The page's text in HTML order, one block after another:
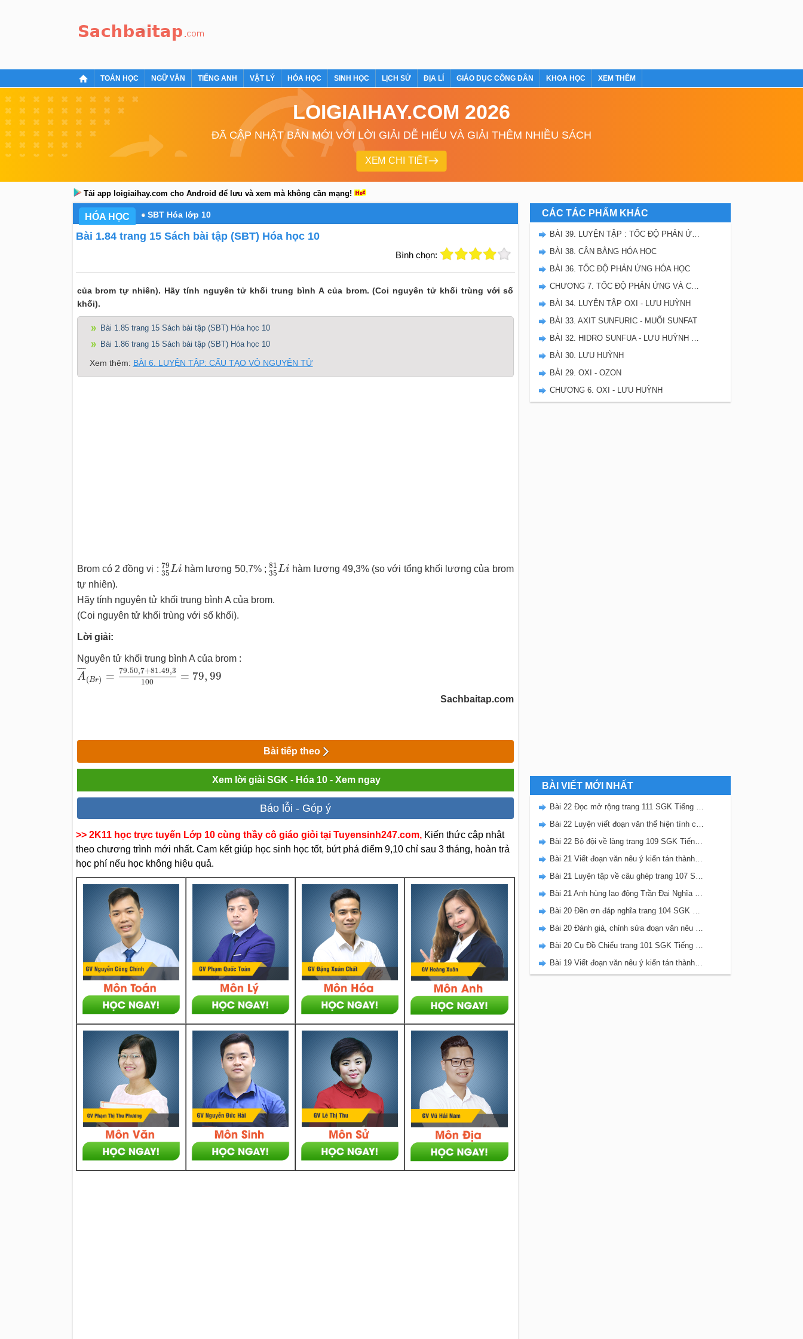
TOÁN HỌC NGỮ VĂN TIẾNG ANH VẬT LÝ HÓA HỌC SINH HỌC LỊCH SỬ ĐỊA LÍ GIÁO DỤC CÔNG DÂN KHOA HỌC XEM THÊM
LOIGIAIHAY.COM 2026
ĐÃ CẬP NHẬT BẢN MỚI VỚI LỜI GIẢI DỄ HIỂU VÀ GIẢI THÊM NHIỀU SÁCH
XEM CHI TIẾT
Tải app loigiaihay.com cho Android để lưu và xem mà không cần mạng!
HÓA HỌC SBT Hóa lớp 10
Bài 1.84 trang 15 Sách bài tập (SBT) Hóa học 10
Bình chọn:
của brom tự nhiên). Hãy tính nguyên tử khối trung bình A của brom. (Coi nguyên tử khối trùng với số
khối).
Bài 1.85 trang 15 Sách bài tập (SBT) Hóa học 10
Bài 1.86 trang 15 Sách bài tập (SBT) Hóa học 10
Xem thêm: BÀI 6. LUYỆN TẬP: CẤU TẠO VỎ NGUYÊN TỬ
Brom có 2 đồng vị : 79
35Li
3579 L
hàm lượng 50,7% ;81
35Li
3581 L
hàm lượng 49,3% (so với tổng khối lượng của brom
tự nhiên).
Hãy tính nguyên tử khối trung bình A của brom.
(Coi nguyên tử khối trùng với số khối).
Lời giải:
Nguyên tử khối trung bình A của brom :
¯¯¯¯
A(Br) = 79.50,7+81.49,3
100
= 79, 99
A¯ B 79.50 , 7+81.49
Sachbaitap.com
Bài tiếp theo
Xem lời giải SGK - Hóa 10 - Xem ngay
Báo lỗi - Góp ý
>> 2K11 học trực tuyến Lớp 10 cùng thầy cô giáo giỏi tại Tuyensinh247.com,Kiến thức cập nhật
theo chương trình mới nhất. Cam kết giúp học sinh học tốt, bứt phá điểm 9,10 chỉ sau 3 tháng, hoàn trả
học phí nếu học không hiệu quả.
CÁC TÁC PHẨM KHÁC
BÀI 39. LUYỆN TẬP : TỐC ĐỘ PHẢN ỨNG VÀ CÂN BẰNG HÓA HỌC
BÀI 38. CÂN BẰNG HÓA HỌC
BÀI 36. TỐC ĐỘ PHẢN ỨNG HÓA HỌC
CHƯƠNG 7. TỐC ĐỘ PHẢN ỨNG VÀ CÂN BẰNG HÓA HỌC - SBT HÓA 10
BÀI 34. LUYỆN TẬP OXI - LƯU HUỲNH
BÀI 33. AXIT SUNFURIC - MUỐI SUNFAT
BÀI 32. HIDRO SUNFUA - LƯU HUỲNH DIOXIT - LƯU HUYNH TRIOXIT
BÀI 30. LƯU HUỲNH
BÀI 29. OXI - OZON
CHƯƠNG 6. OXI - LƯU HUỲNH
BÀI VIẾT MỚI NHẤT
Bài 22 Đọc mở rộng trang 111 SGK Tiếng Việt 5 Kết nối tri thức tập 2
Bài 22 Luyện viết đoạn văn thể hiện tình cảm, cảm xúc về một sự việc trang 111 SGK Tiếng Việt 5 Kết nối tri thức tập 2
Bài 22 Bộ đội về làng trang 109 SGK Tiếng Việt 5 Kết nối tri thức tập 2
Bài 21 Viết đoạn văn nêu ý kiến tán thành một sự việc, hiện tượng (Bài viết số 2) trang 108 SGK Tiếng Việt 5 Kết nối tri thức tập 2
Bài 21 Luyện tập về câu ghép trang 107 SGK Tiếng Việt 5 Kết nối tri thức tập 2
Bài 21 Anh hùng lao động Trần Đại Nghĩa trang 106 SGK Tiếng Việt 5 Kết nối tri thức tập 2
Bài 20 Đền ơn đáp nghĩa trang 104 SGK Tiếng Việt 5 Kết nối tri thức tập 2
Bài 20 Đánh giá, chỉnh sửa đoạn văn nêu ý kiến tán thành một sự vật, hiện tượng trang 103 SGK Tiếng Việt 5 Kết nối tri thức tập 2
Bài 20 Cụ Đồ Chiểu trang 101 SGK Tiếng Việt 5 Kết nối tri thức tập 2
Bài 19 Viết đoạn văn nêu ý kiến tán thành một sự việc, hiện tượng (Bài viết số 1) trang 100 SGK Tiếng Việt 5 Kết nối tri thức tập 2